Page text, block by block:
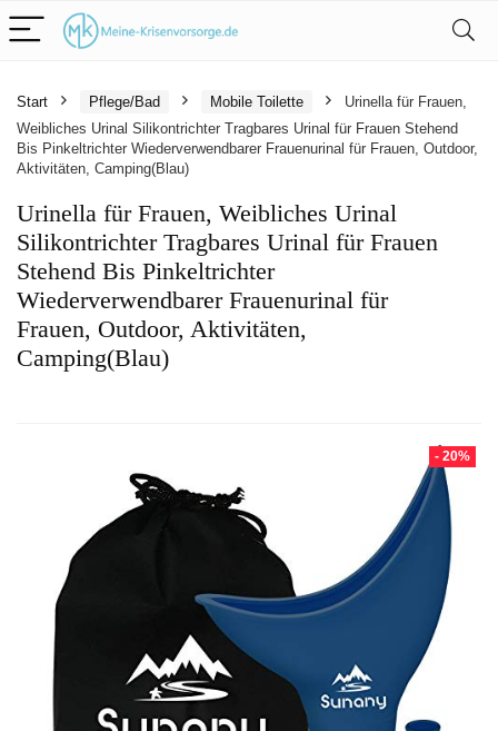
Start Pflege/Bad Mobile Toilette
Urinella für Frauen,
Weibliches Urinal Silikontrichter Tragbares Urinal für Frauen Stehend
Bis Pinkeltrichter Wiederverwendbarer Frauenurinal für Frauen, Outdoor,
Aktivitäten, Camping(Blau)
Urinella für Frauen, Weibliches Urinal
Silikontrichter Tragbares Urinal für Frauen
Stehend Bis Pinkeltrichter
Wiederverwendbarer Frauenurinal für
Frauen, Outdoor, Aktivitäten,
Camping(Blau)
- 20%